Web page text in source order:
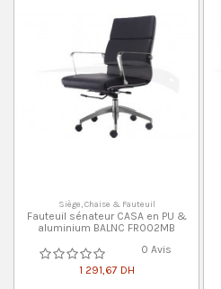
Siège, Chaise & Fauteuil
Fauteuil sénateur CASA en PU &
aluminium BALNC FR002MB
0 Avis
1 291,67 DH